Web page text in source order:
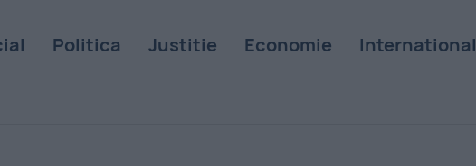
Politica Justitie Economie International